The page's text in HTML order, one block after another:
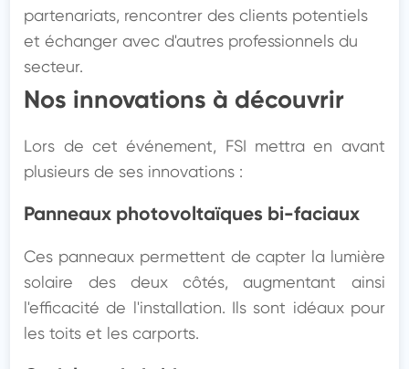
partenariats, rencontrer des clients potentiels
et échanger avec d'autres professionnels du
secteur.
Nos innovations à découvrir
Lors de cet événement, FSI mettra en avant
plusieurs de ses innovations :
Panneaux photovoltaïques bi-faciaux
Ces panneaux permettent de capter la lumière
solaire des deux côtés, augmentant ainsi
l'efficacité de l'installation. Ils sont idéaux pour
les toits et les carports.